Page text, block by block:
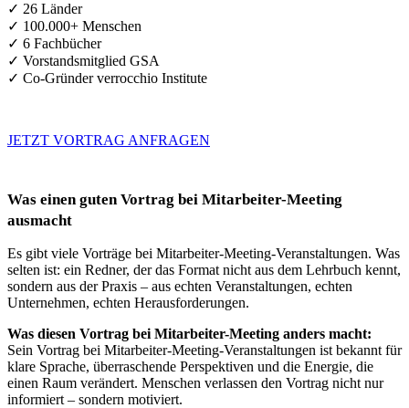
✓ 26 Länder
✓ 100.000+ Menschen
✓ 6 Fachbücher
✓ Vorstandsmitglied GSA
✓ Co-Gründer verrocchio Institute
JETZT VORTRAG ANFRAGEN
Was einen guten Vortrag bei Mitarbeiter-Meeting
ausmacht
Es gibt viele Vorträge bei Mitarbeiter-Meeting-Veranstaltungen. Was
selten ist: ein Redner, der das Format nicht aus dem Lehrbuch kennt,
sondern aus der Praxis – aus echten Veranstaltungen, echten
Unternehmen, echten Herausforderungen.
Was diesen Vortrag bei Mitarbeiter-Meeting anders macht:
Sein Vortrag bei Mitarbeiter-Meeting-Veranstaltungen ist bekannt für
klare Sprache, überraschende Perspektiven und die Energie, die
einen Raum verändert. Menschen verlassen den Vortrag nicht nur
informiert – sondern motiviert.